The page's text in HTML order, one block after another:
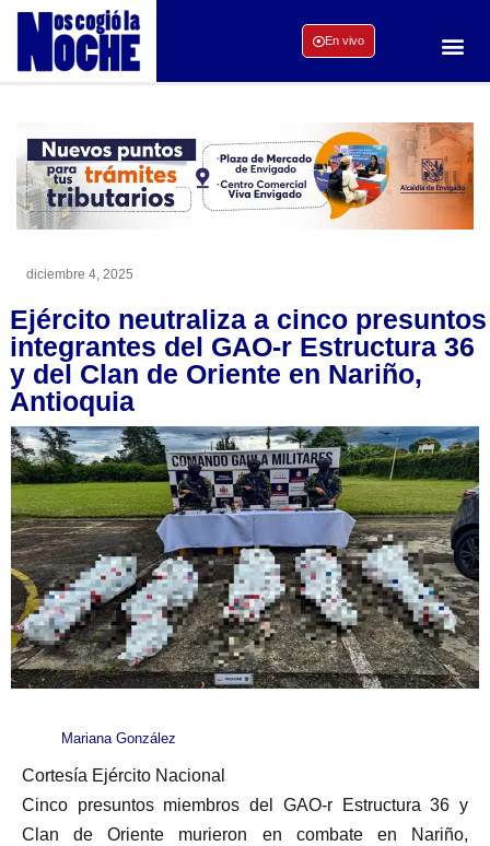
En vivo
diciembre 4, 2025
Ejército neutraliza a cinco presuntos
integrantes del GAO-r Estructura 36
y del Clan de Oriente en Nariño,
Antioquia
Mariana González
Cortesía Ejército Nacional
Cinco presuntos miembros del GAO-r Estructura 36 y
Clan de Oriente murieron en combate en Nariño,